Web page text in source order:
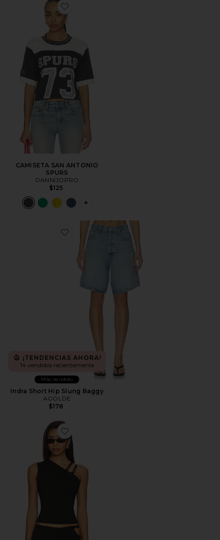
Favorite CAMISETA SAN ANTONIO SPURS
CAMISETA SAN ANTONIO
SPURS
DANNIJOPRO
$125
PLUS ICON TO SEE MORE OPTIONS
Favorite Indra Short Hip Slung Baggy
¡TENDENCIAS AHORA!
14 vendidos recientemente
Más Vendido
Indra Short Hip Slung Baggy
AGOLDE
$178
Favorite Rebel Tank Top